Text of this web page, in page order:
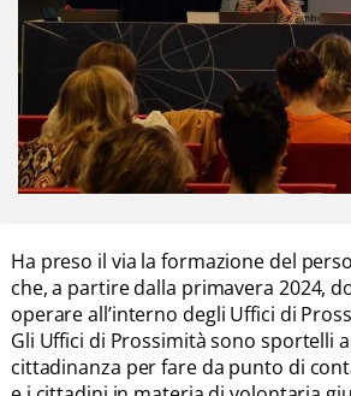
Ha preso il via la formazione del
che, a partire dalla primavera 2024,
operare all’interno degli Uffici di
Gli Uffici di Prossimità sono sportelli
cittadinanza per fare da punto di